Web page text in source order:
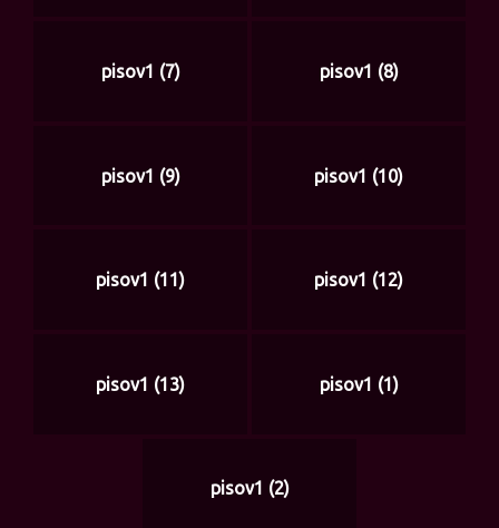
pisov1 (7) pisov1 (8)
pisov1 (9) pisov1 (10)
pisov1 (11) pisov1 (12)
pisov1 (13) pisov1 (1)
pisov1 (2)